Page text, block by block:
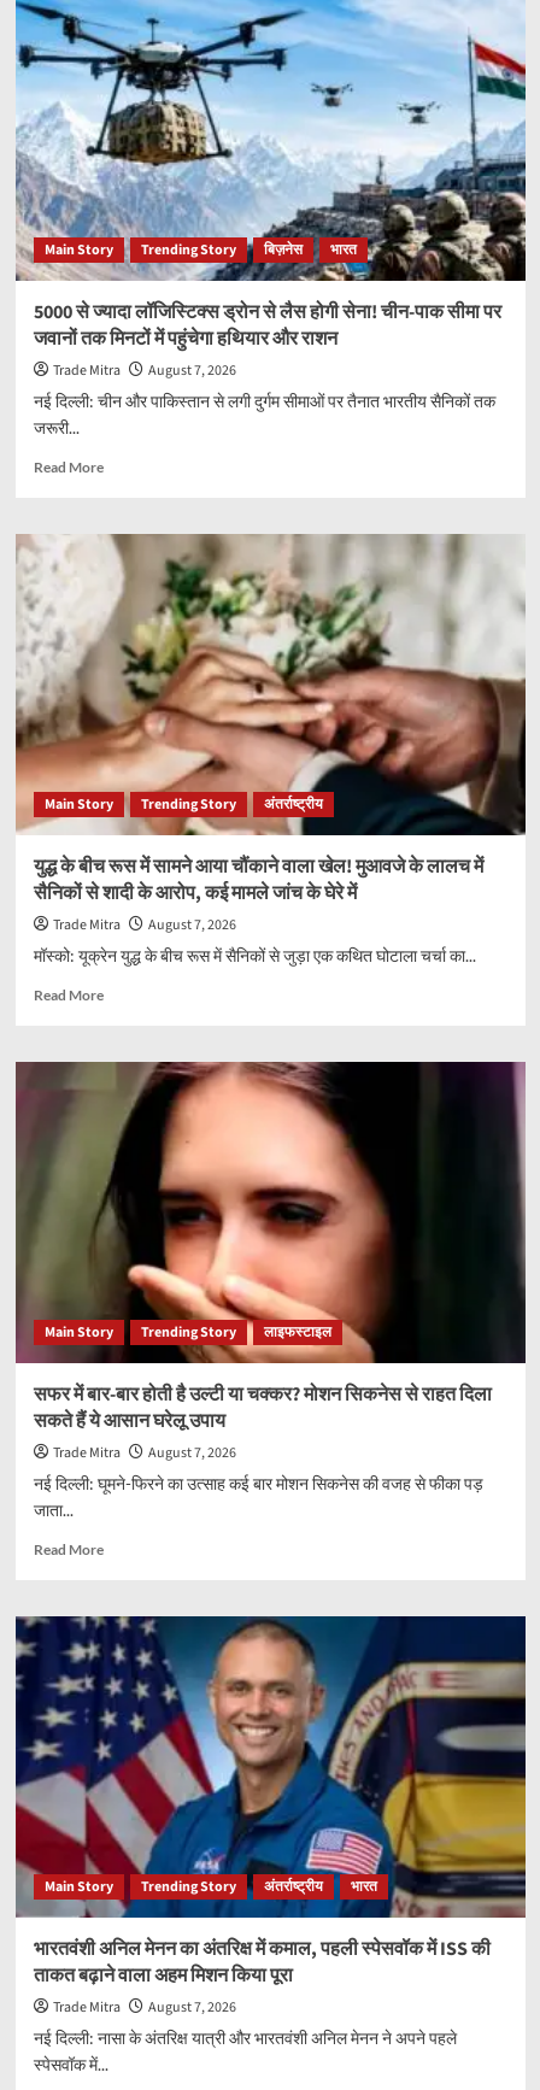
में
चेकिंग
से
भागी
काली
स्कॉर्पियो,
3
चेतावनी
फायर
के
बाद
जंगल
छोड़ी
गाड़ी;
एक
संदिग्ध
गिरफ्तार
Main Story Trending Story बिज़नेस भारत
5000 से ज्यादा लॉजिस्टिक्स ड्रोन से लैस होगी सेना! चीन-पाक सीमा पर
जवानों तक मिनटों में पहुंचेगा हथियार और राशन
Trade Mitra
August 7, 2026
नई दिल्ली: चीन और पाकिस्तान से लगी दुर्गम सीमाओं पर तैनात भारतीय सैनिकों तक
जरूरी...
Read MoreRead
5000
ज्यादा
लॉजिस्टिक्स
ड्रोन
सेना!
चीन-
पाक
सीमा
पर
मिनटों
में
पहुंचेगा
हथियार
और
राशन
Main Story Trending Story अंतर्राष्ट्रीय
युद्ध के बीच रूस में सामने आया चौंकाने वाला खेल! मुआवजे के लालच में
सैनिकों से शादी के आरोप, कई मामले जांच के घेरे में
Trade Mitra
August 7, 2026
मॉस्को: यूक्रेन युद्ध के बीच रूस में सैनिकों से जुड़ा एक कथित घोटाला चर्चा का...
Read MoreRead
युद्ध
रूस
सामने
आया
चौंकाने
खेल!
मुआवजे
लालच
से
शादी
के
आरोप,
कई
Main Story Trending Story लाइफस्टाइल
सफर में बार-बार होती है उल्टी या चक्कर? मोशन सिकनेस से राहत दिला
सकते हैं ये आसान घरेलू उपाय
Trade Mitra
August 7, 2026
नई दिल्ली: घूमने-फिरने का उत्साह कई बार मोशन सिकनेस की वजह से फीका पड़
जाता...
Read MoreRead
सफर
बार-
बार
होती
है
उल्टी
या
चक्कर?
मोशन
सिकनेस
से
राहत
दिला
सकते
हैं
ये
आसान
उपाय
Main Story Trending Story अंतर्राष्ट्रीय भारत
भारतवंशी अनिल मेनन का अंतरिक्ष में कमाल, पहली स्पेसवॉक में ISS की
ताकत बढ़ाने वाला अहम मिशन किया पूरा
Trade Mitra
August 7, 2026
नई दिल्ली: नासा के अंतरिक्ष यात्री और भारतवंशी अनिल मेनन ने अपने पहले
स्पेसवॉक में...